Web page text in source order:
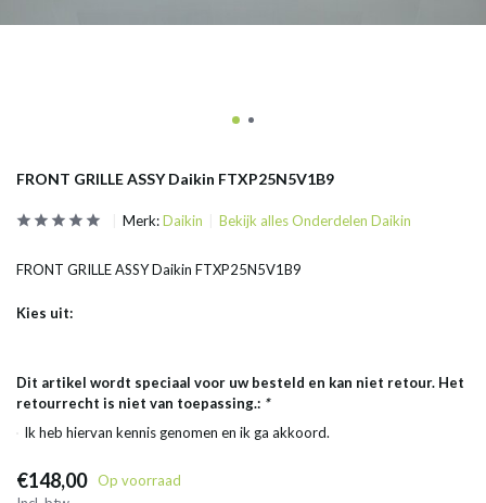
FRONT GRILLE ASSY Daikin FTXP25N5V1B9
Merk:Daikin Bekijk alles Onderdelen Daikin
FRONT GRILLE ASSY Daikin FTXP25N5V1B9
Kies uit:
Dit artikel wordt speciaal voor uw besteld en kan niet retour. Het
retourrecht is niet van toepassing.: *
Ik heb hiervan kennis genomen en ik ga akkoord.
€148,00
Op voorraad